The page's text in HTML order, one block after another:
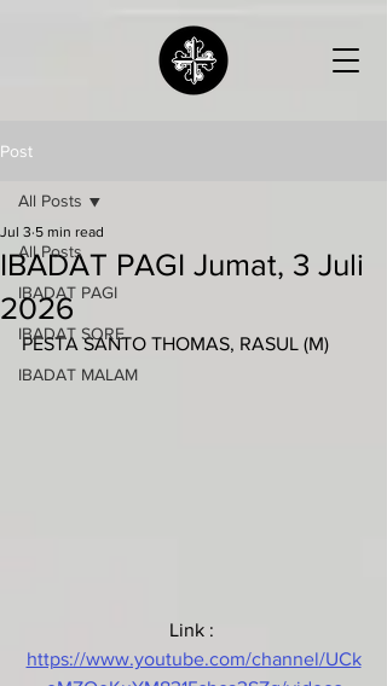
Post
All Posts
IBADAT PAGI
IBADAT SORE
IBADAT MALAM
All Posts
IBADAT PAGI Jumat, 3 Juli
2026
Jul 3 5 min read
PESTA SANTO THOMAS, RASUL (M)
Link :
https://www.youtube.com/channel/UCk